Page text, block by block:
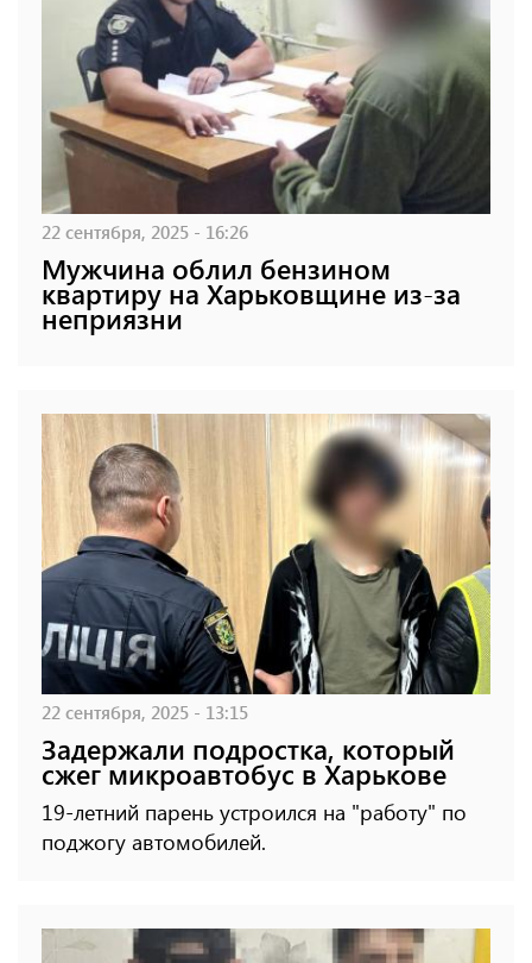
22 сентября, 2025 - 16:26
Мужчина облил бензином
квартиру на Харьковщине из-за
неприязни
22 сентября, 2025 - 13:15
Задержали подростка, который
сжег микроавтобус в Харькове
19-летний парень устроился на "работу" по
поджогу автомобилей.